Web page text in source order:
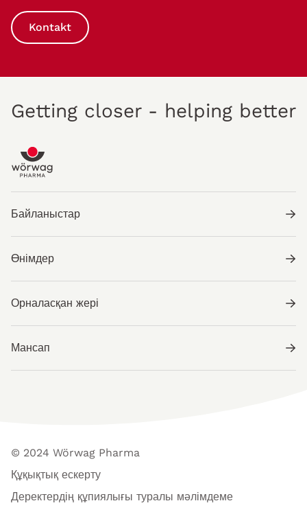
Kontakt
Getting closer - helping better
Байланыстар
Өнімдер
Орналасқан жері
Мансап
© 2024 Wörwag Pharma
Құқықтық ескерту
Деректердің құпиялығы туралы мәлімдеме